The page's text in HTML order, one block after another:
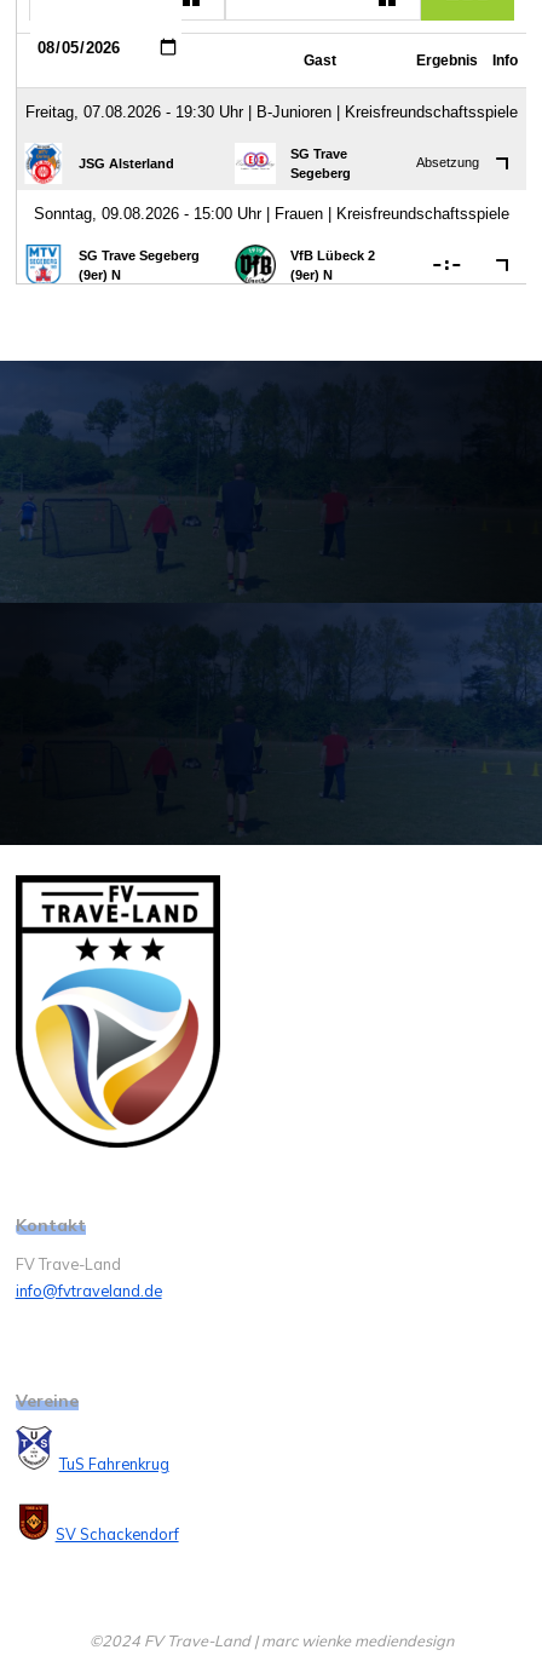
Kontakt
FV Trave-Land
info@fvtraveland.de
Vereine
TuS Fahrenkrug
SV Schackendorf
©2024 FV Trave-Land | marc wienke mediendesign